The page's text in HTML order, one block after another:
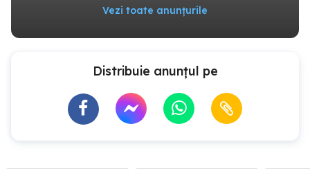
Vezi toate anunțurile
Distribuie anunțul pe